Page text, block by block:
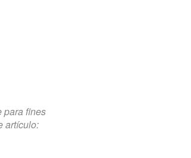
para fines
artículo: